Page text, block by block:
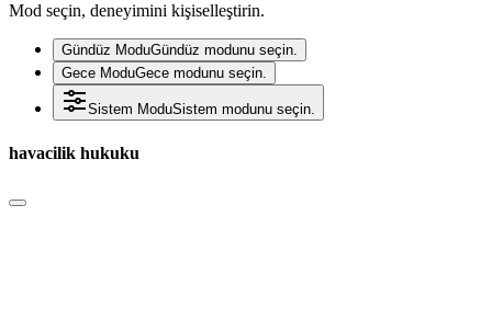
Mod seçin, deneyimini kişiselleştirin.
Gündüz ModuGündüz modunu seçin.
Gece ModuGece modunu seçin.
Sistem ModuSistem modunu seçin.
havacilik hukuku